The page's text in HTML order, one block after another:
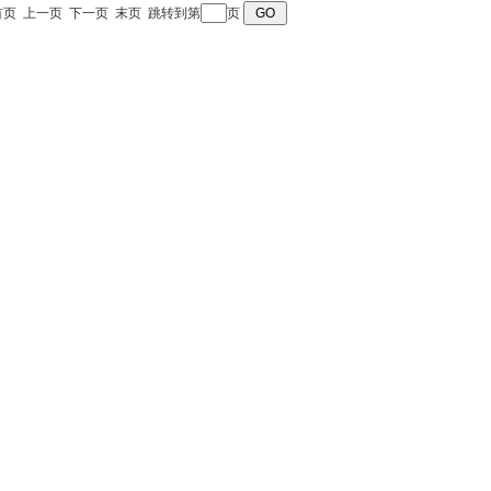
页 上一页 下一页 末页跳转到第 页